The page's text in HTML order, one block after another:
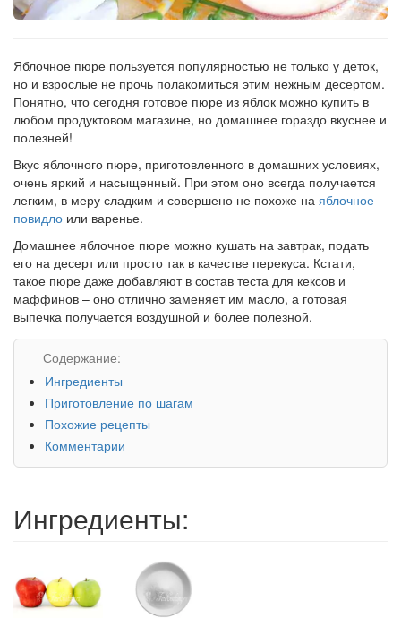
Яблочное пюре пользуется популярностью не только у деток,
но и взрослые не прочь полакомиться этим нежным десертом.
Понятно, что сегодня готовое пюре из яблок можно купить в
любом продуктовом магазине, но домашнее гораздо вкуснее и
полезней!
Вкус яблочного пюре, приготовленного в домашних условиях,
очень яркий и насыщенный. При этом оно всегда получается
легким, в меру сладким и совершено не похоже на яблочное
повидло или варенье.
Домашнее яблочное пюре можно кушать на завтрак, подать
его на десерт или просто так в качестве перекуса. Кстати,
такое пюре даже добавляют в состав теста для кексов и
маффинов – оно отлично заменяет им масло, а готовая
выпечка получается воздушной и более полезной.
Содержание:
Ингредиенты
Приготовление по шагам
Похожие рецепты
Комментарии
Ингредиенты: